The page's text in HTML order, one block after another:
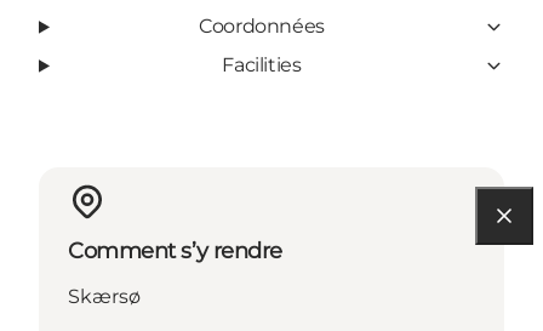
Coordonnées
Facilities
Comment s’y rendre
Skærsø